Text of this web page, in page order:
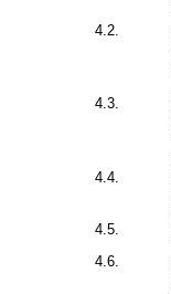
4.2.
4.3.
4.4.
4.5.
4.6.